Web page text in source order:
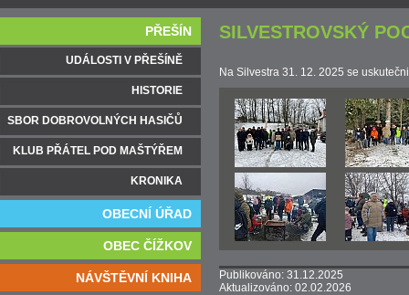
SILVESTROVSKÝ
Na Silvestra 31. 12. 2025 se
Publikováno: 31.12.2025
Aktualizováno: 02.02.2026
PŘEŠÍN
UDÁLOSTI V PŘEŠÍNĚ
HISTORIE
SBOR DOBROVOLNÝCH HASIČŮ
KLUB PŘÁTEL POD MAŠTÝŘEM
KRONIKA
OBECNÍ ÚŘAD
OBEC ČÍŽKOV
NÁVŠTĚVNÍ KNIHA